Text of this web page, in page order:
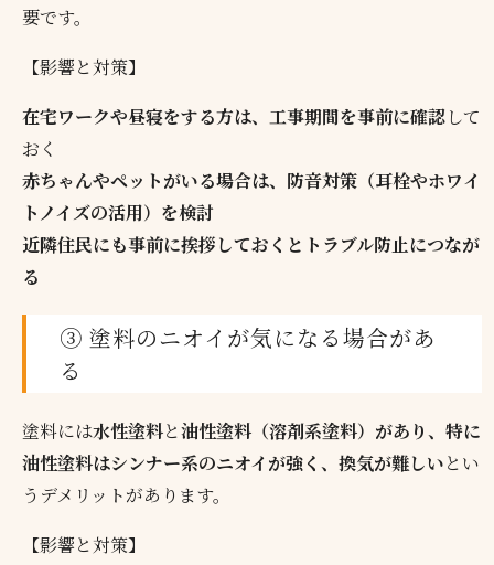
要です。
【影響と対策】
在宅ワークや昼寝をする方は、工事期間を事前に確認して
おく
赤ちゃんやペットがいる場合は、防音対策（耳栓やホワイ
トノイズの活用）を検討
近隣住民にも事前に挨拶しておくとトラブル防止につなが
る
③ 塗料のニオイが気になる場合があ
る
塗料には水性塗料と油性塗料（溶剤系塗料）があり、特に
油性塗料はシンナー系のニオイが強く、換気が難しいとい
うデメリットがあります。
【影響と対策】